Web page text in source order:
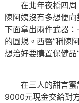
在北年夜橋四周，
陳阿姨沒有多想便
下面拿出兩件武器
的圓規。西醫”稱陳
想治好要購置保健品
在三人的甜言蜜
9000元現金交給對